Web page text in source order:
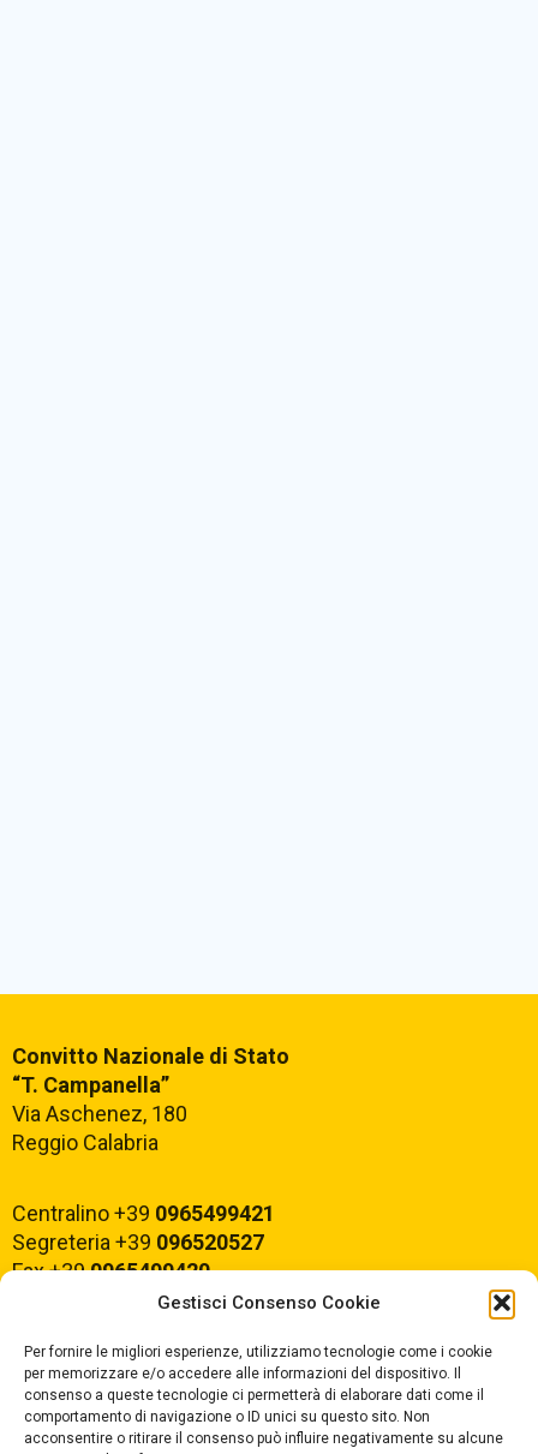
Gestisci Consenso Cookie
Per fornire le migliori esperienze, utilizziamo tecnologie come i cookie
per memorizzare e/o accedere alle informazioni del dispositivo. Il
consenso a queste tecnologie ci permetterà di elaborare dati come il
comportamento di navigazione o ID unici su questo sito. Non
acconsentire o ritirare il consenso può influire negativamente su alcune
Convitto Nazionale di Stato
“T. Campanella”
Via Aschenez, 180
Reggio Calabria
Centralino +39 0965499421
Segreteria +39 096520527
Fax +390965499420
E-mail: rcvc010005@istruzione.it
PEC:rcvc010005@pec.istruzione.it
ORARIO DI APERTURA